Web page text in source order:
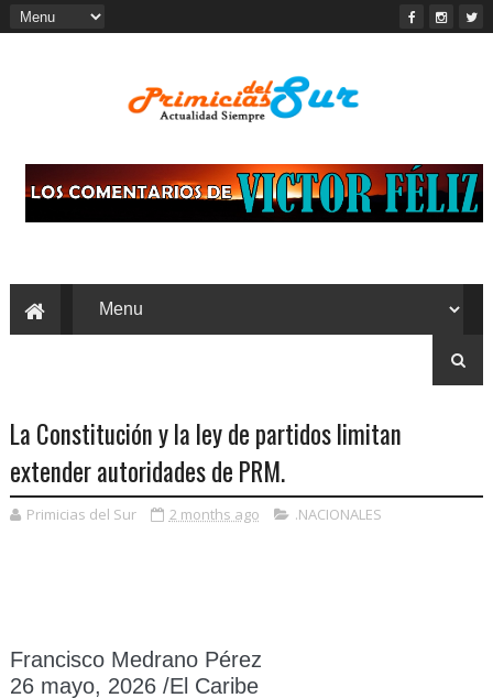
La Constitución y la ley de partidos limitan
extender autoridades de PRM.
Primicias del Sur 2 months ago .NACIONALES
Francisco Medrano Pérez
26 mayo, 2026 /El Caribe